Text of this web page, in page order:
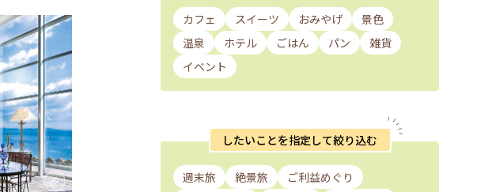
カフェ スイーツ おみやげ
景色
温泉
ホテル ごはん パン
雑貨
イベント
したいことを指定して絞り込む
週末旅 絶景旅
ご利益めぐり